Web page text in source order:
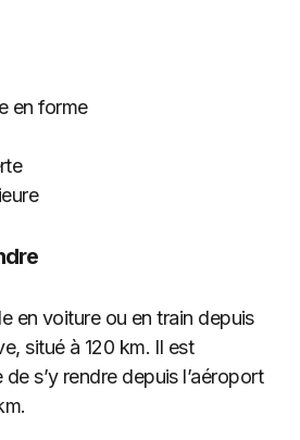
en forme
en voiture ou en train depuis
situé à 120 km. Il est
s’y rendre depuis l’aéroport